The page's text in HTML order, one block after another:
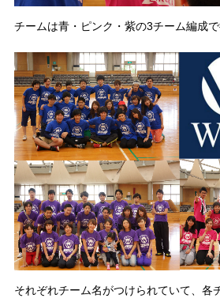
チームは青・ピンク・紫の3チーム編成で
それぞれチーム名がつけられていて、各